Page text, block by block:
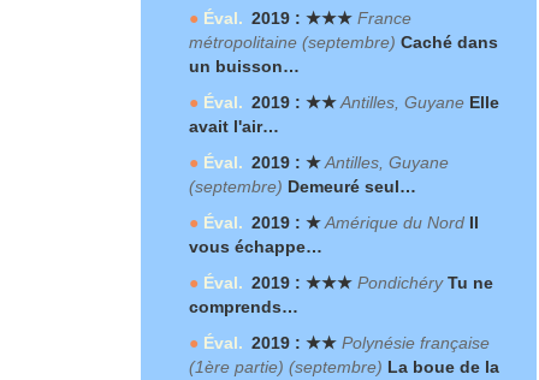
● Éval. 2019 : ★★★ France
métropolitaine (septembre) Caché dans
un buisson…
● Éval. 2019 : ★★Antilles, Guyane Elle
avait l'air…
● Éval. 2019 : ★Antilles, Guyane
(septembre) Demeuré seul…
● Éval. 2019 : ★Amérique du Nord Il
vous échappe…
● Éval. 2019 : ★★★ PondichéryTu ne
comprends…
● Éval. 2019 : ★★ Polynésie française
(1ère partie) (septembre) La boue de la